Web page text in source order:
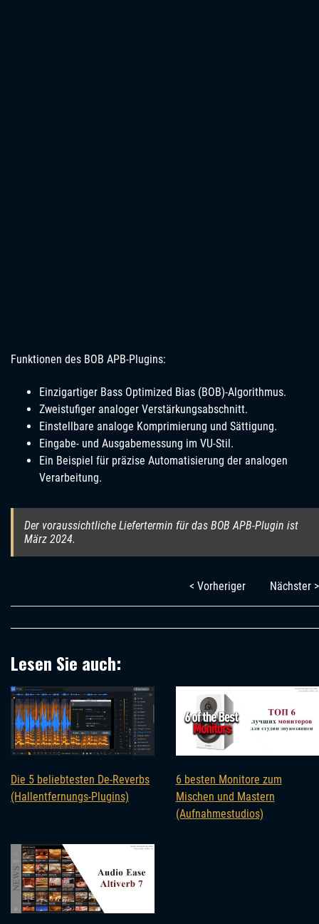
Funktionen des BOB APB-Plugins:
Einzigartiger Bass Optimized Bias (BOB)-Algorithmus.
Zweistufiger analoger Verstärkungsabschnitt.
Einstellbare analoge Komprimierung und Sättigung.
Eingabe- und Ausgabemessung im VU-Stil.
Ein Beispiel für präzise Automatisierung der analogen
Verarbeitung.
Der voraussichtliche Liefertermin für das BOB APB-Plugin ist
März 2024.
< Vorheriger Nächster >
Lesen Sie auch:
Die 5 beliebtesten De-Reverbs
(Hallentfernungs-Plugins)
6 besten Monitore zum
Mischen und Mastern
(Aufnahmestudios)